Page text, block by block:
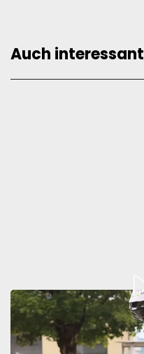
Auch interessant